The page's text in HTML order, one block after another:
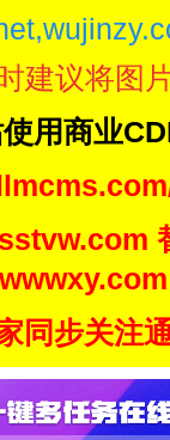
议将图
用商业
同步关注